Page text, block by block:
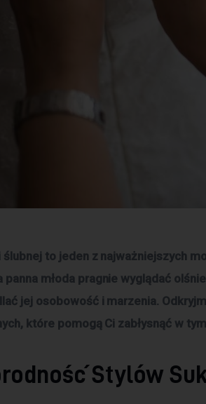
ślubnej to jeden z najważniejszych
panna młoda pragnie wyglądać
jej osobowość i marzenia.
które pomogą Ci zabłysnąć w
Stylów